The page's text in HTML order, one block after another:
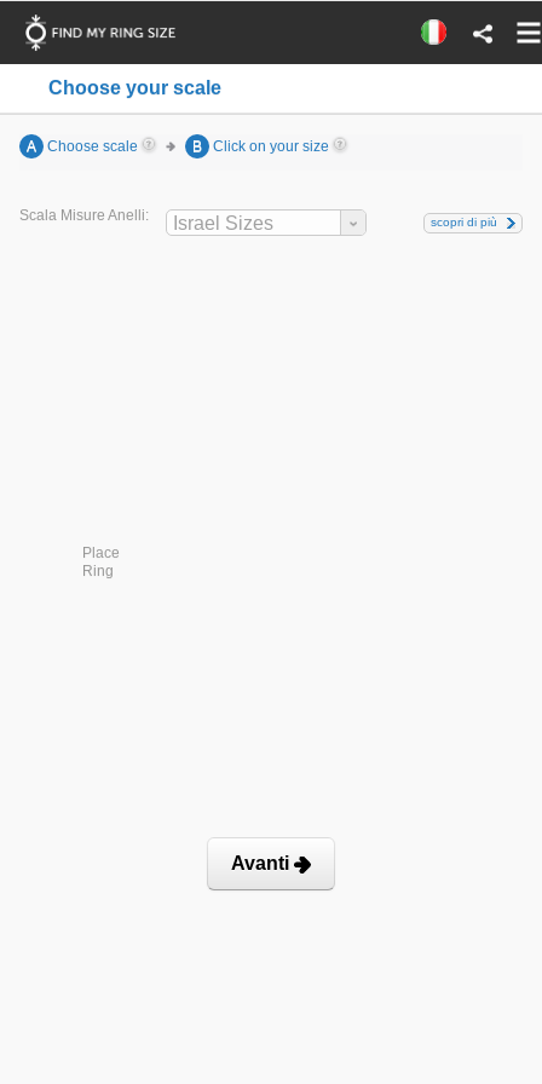
Choose your scale
A Choose scale B Click on your size
Scala Misure Anelli: Israel Sizes scopri di più
Place
Ring
Avanti